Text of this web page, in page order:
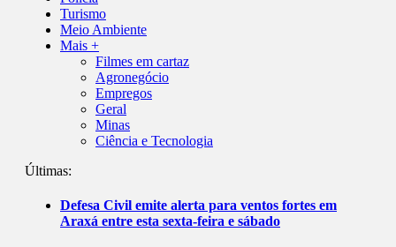
Turismo
Meio Ambiente
Mais +
Filmes em cartaz
Agronegócio
Empregos
Geral
Minas
Ciência e Tecnologia
Últimas:
Defesa Civil emite alerta para ventos fortes em
Araxá entre esta sexta-feira e sábado